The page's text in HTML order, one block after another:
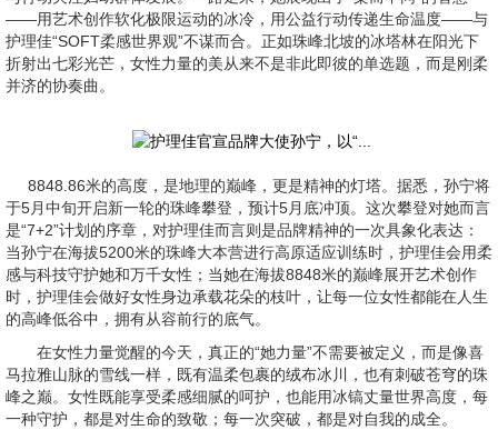
——用艺术创作软化极限运动的冰冷，用公益行动传递生命温度——与
护理佳“SOFT柔感世界观”不谋而合。正如珠峰北坡的冰塔林在阳光下
折射出七彩光芒，女性力量的美从来不是非此即彼的单选题，而是刚柔
并济的协奏曲。
8848.86米的高度，是地理的巅峰，更是精神的灯塔。据悉，孙宁将
于5月中旬开启新一轮的珠峰攀登，预计5月底冲顶。这次攀登对她而言
是“7+2”计划的序章，对护理佳而言则是品牌精神的一次具象化表达：
当孙宁在海拔5200米的珠峰大本营进行高原适应训练时，护理佳会用柔
感与科技守护她和万千女性；当她在海拔8848米的巅峰展开艺术创作
时，护理佳会做好女性身边承载花朵的枝叶，让每一位女性都能在人生
的高峰低谷中，拥有从容前行的底气。
在女性力量觉醒的今天，真正的“她力量”不需要被定义，而是像喜
马拉雅山脉的雪线一样，既有温柔包裹的绒布冰川，也有刺破苍穹的珠
峰之巅。女性既能享受柔感细腻的呵护，也能用冰镐丈量世界高度，每
一种守护，都是对生命的致敬；每一次突破，都是对自我的成全。